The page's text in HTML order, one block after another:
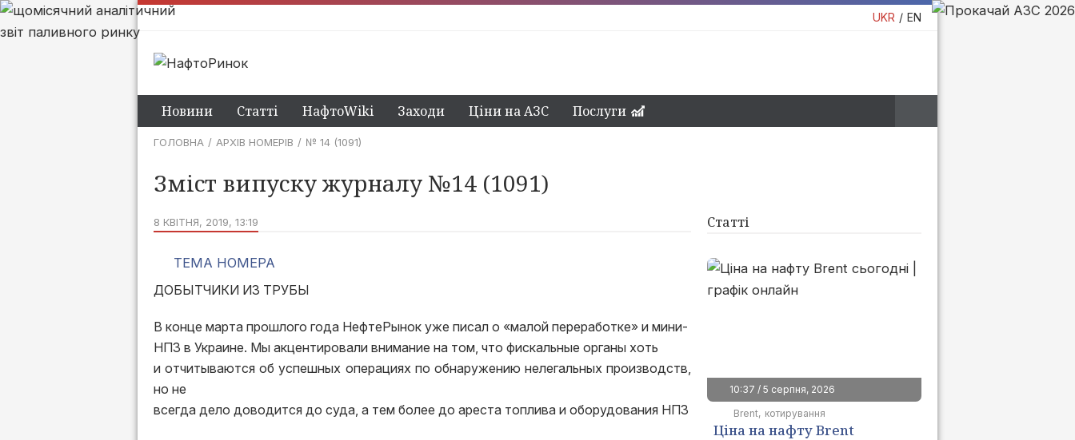
UKR EN
Новини Статті НафтоWiki Заходи Ціни на АЗС Послуги
ГОЛОВНА АРХІВ НОМЕРІВ № 14 (1091)
Зміст випуску журналу №14 (1091)
8 КВІТНЯ, 2019, 13:19
ТЕМА НОМЕРА
ДОБЫТЧИКИ ИЗ ТРУБЫ
В конце марта прошлого года НефтеРынок уже писал о «малой переработке» и мини-
НПЗ в Украине. Мы акцентировали внимание на том, что фискальные органы хоть
и отчитываются об успешных операциях по обнаружению нелегальных производств,
но не
всегда дело доводится до суда, а тем более до ареста топлива и оборудования НПЗ
Статті
10:37 / 5 серпня, 2026
Brent котирування
Ціна на нафту Brent